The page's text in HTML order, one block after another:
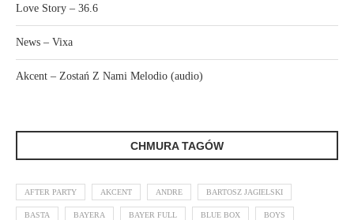
Love Story – 36.6
News – Vixa
Akcent – Zostań Z Nami Melodio (audio)
CHMURA TAGÓW
AFTER PARTY AKCENT ANDRE BARTOSZ JAGIELSKI
BASTA BAYERA BAYER FULL BLUE BOX BOYS